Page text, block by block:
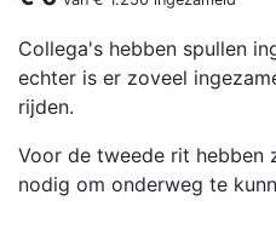
Collega's hebben spullen
echter is er zoveel
rijden.
Voor de tweede rit hebben
nodig om onderweg te